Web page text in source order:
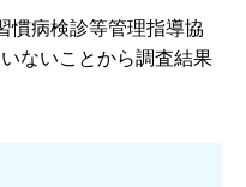
慣病検診等管理指導協
ないことから調査結果